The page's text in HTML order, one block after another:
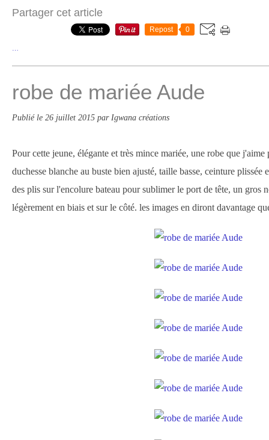
Partager cet article
Repost 0
robe de mariée Aude
Publié le 26 juillet 2015 par Igwana créations
Pour cette jeune, élégante et très mince mariée, une robe que
duchesse blanche au buste bien ajusté, taille basse, ceinture
des plis sur l'encolure bateau pour sublimer le port de tête, un gros
légèrement en biais et sur le côté. les images en diront davantage